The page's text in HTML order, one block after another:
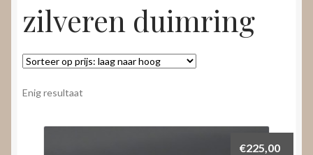
Over
Nieuws
Video’s
zilveren duimring
Enig resultaat
€225,00